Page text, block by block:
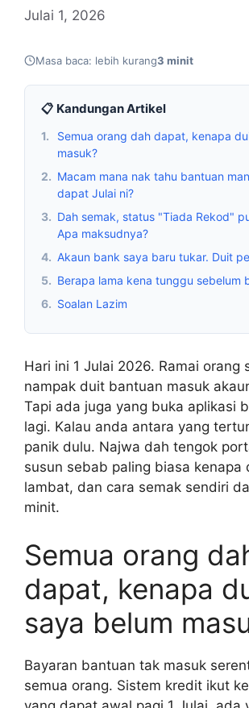
Julai 1, 2026
Masa baca: lebih kurang3 minit
📋 Kandungan Artikel
1.
Semua orang dah dapat, kenapa
masuk?
2. Macam mana nak tahu bantuan
dapat Julai ni?
3. Dah semak, status "Tiada Rekod"
Apa maksudnya?
4. Akaun bank saya baru tukar. Duit
5. Berapa lama kena tunggu sebelum
6. Soalan Lazim
Hari ini 1 Julai 2026. Ramai orang
nampak duit bantuan masuk
Tapi ada juga yang buka aplikasi
lagi. Kalau anda antara yang
panik dulu. Najwa dah tengok
susun sebab paling biasa kenapa
lambat, dan cara semak sendiri
minit.
Semua orang
dapat, kenapa
saya belum
Bayaran bantuan tak masuk
semua orang. Sistem kredit ikut